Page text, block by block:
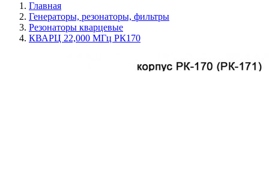
Главная
Генераторы, резонаторы, фильтры
Резонаторы кварцевые
КВАРЦ 22,000 МГц РК170